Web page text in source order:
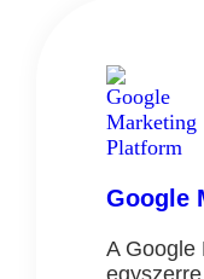
Google
A Google